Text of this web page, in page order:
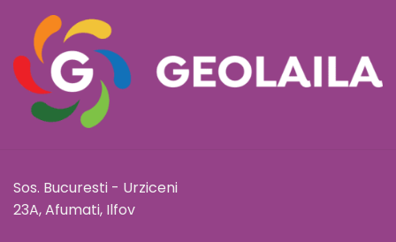
Sos. Bucuresti - Urziceni
23A, Afumati, Ilfov